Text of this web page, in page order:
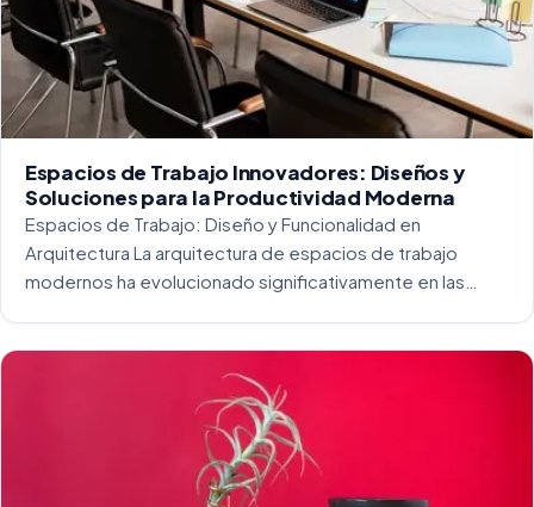
Espacios de Trabajo Innovadores: Diseños y
Soluciones para la Productividad Moderna
Espacios de Trabajo: Diseño y Funcionalidad en
Arquitectura La arquitectura de espacios de trabajo
modernos ha evolucionado significativamente en las